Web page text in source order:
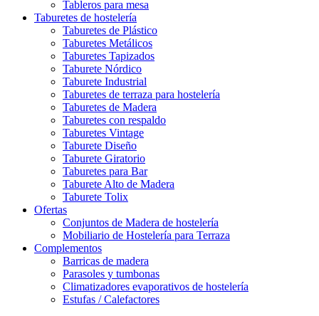
Tableros para mesa
Taburetes de hostelería
Taburetes de Plástico
Taburetes Metálicos
Taburetes Tapizados
Taburete Nórdico
Taburete Industrial
Taburetes de terraza para hostelería
Taburetes de Madera
Taburetes con respaldo
Taburetes Vintage
Taburete Diseño
Taburete Giratorio
Taburetes para Bar
Taburete Alto de Madera
Taburete Tolix
Ofertas
Conjuntos de Madera de hostelería
Mobiliario de Hostelería para Terraza
Complementos
Barricas de madera
Parasoles y tumbonas
Climatizadores evaporativos de hostelería
Estufas / Calefactores